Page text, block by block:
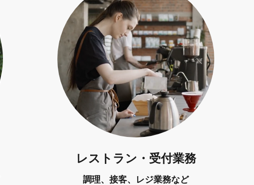
レストラン・受付業務
調理、接客、レジ業務など